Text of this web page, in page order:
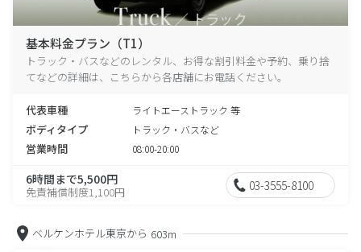
基本料金プラン（T1）
トラック・バスなどのレンタル、お得な割引料金や予約、乗り捨
てなどの詳細は、こちらから各店舗にお電話ください。
代表車種 ライトエーストラック 等
ボディタイプ トラック・バスなど
営業時間 08:00-20:00
6時間まで5,500円
免責補償制度1,100円 03-3555-8100
ベルケンホテル東京から 603m